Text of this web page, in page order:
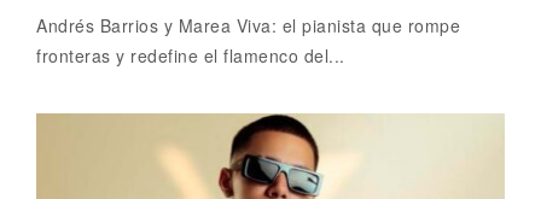
Andrés Barrios y Marea Viva: el pianista que rompe
fronteras y redefine el flamenco del...